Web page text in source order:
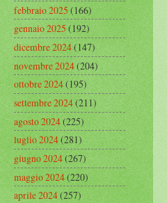
febbraio 2025(166)
gennaio 2025(192)
dicembre 2024(147)
novembre 2024(204)
ottobre 2024(195)
settembre 2024(211)
agosto 2024(225)
luglio 2024(281)
giugno 2024(267)
maggio 2024(220)
aprile 2024(257)